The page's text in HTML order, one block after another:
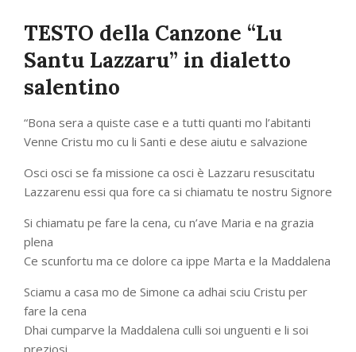
TESTO della Canzone “Lu
Santu Lazzaru” in dialetto
salentino
“Bona sera a quiste case e a tutti quanti mo l’abitanti
Venne Cristu mo cu li Santi e dese aiutu e salvazione
Osci osci se fa missione ca osci è Lazzaru resuscitatu
Lazzarenu essi qua fore ca si chiamatu te nostru Signore
Si chiamatu pe fare la cena, cu n’ave Maria e na grazia
plena
Ce scunfortu ma ce dolore ca ippe Marta e la Maddalena
Sciamu a casa mo de Simone ca adhai sciu Cristu per
fare la cena
Dhai cumparve la Maddalena culli soi unguenti e li soi
preziosi